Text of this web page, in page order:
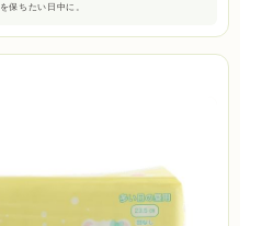
保ちたい日中に。